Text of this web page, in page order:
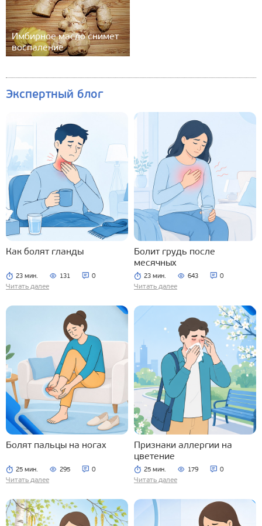
Имбирное масло снимет
воспаление
Экспертный блог
Как болят гланды
23 мин. 131 0
Читать далее
Болит грудь после
месячных
23 мин. 643 0
Читать далее
Болят пальцы на ногах
25 мин. 295 0
Читать далее
Признаки аллергии на
цветение
25 мин. 179 0
Читать далее